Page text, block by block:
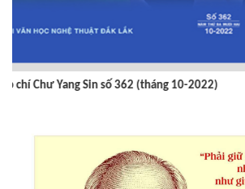
Tạp chí Chư Yang sin số 359